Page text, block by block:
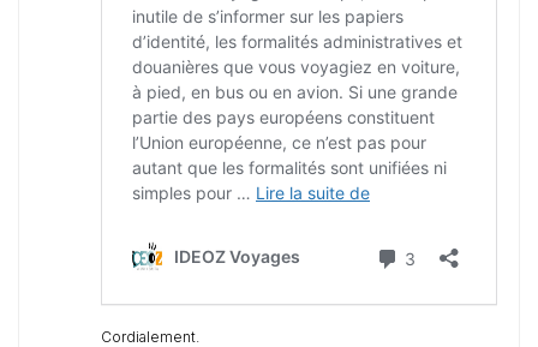
Cordialement.